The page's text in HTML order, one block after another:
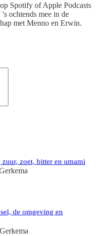
Spotify of Apple Podcasts
ochtends mee in de
met Menno en Erwin.
zoet, bitter en umami
de omgeving en